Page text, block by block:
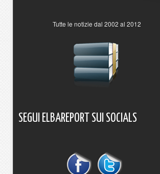
Tutte le notizie dal 2002 al 2012
SEGUI ELBAREPORT SUI SOCIALS